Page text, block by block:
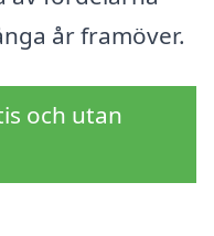
år framöver.
och utan